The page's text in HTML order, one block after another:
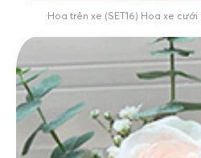
Hoa trên xe (SET16) Hoa xe